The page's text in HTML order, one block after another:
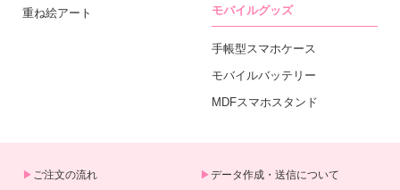
重ね絵アート
モバイルグッズ
手帳型スマホケース
モバイルバッテリー
MDFスマホスタンド
ご注文の流れ データ作成・送信について